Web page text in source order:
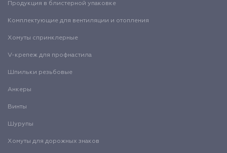
Продукция в блистерной упаковке
Комплектующие для вентиляции и отопления
Хомуты спринклерные
V-крепеж для профнастила
Шпильки резьбовые
Анкеры
Винты
Шурупы
Хомуты для дорожных знаков